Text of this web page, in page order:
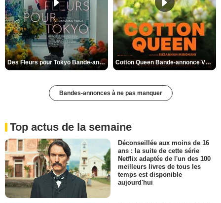
Des Fleurs pour Tokyo Bande-annonce VO STFR Cotton Queen Bande-annonce VO STFR
Bandes-annonces à ne pas manquer
Top actus de la semaine
Déconseillée aux moins de 16
ans : la suite de cette série
Netflix adaptée de l'un des 100
meilleurs livres de tous les
temps est disponible
aujourd'hui